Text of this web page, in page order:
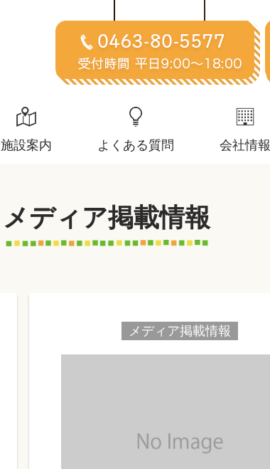
施設案内 よくある質問 会社情報
メディア掲載情報
メディア掲載情報